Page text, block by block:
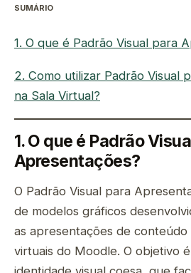
SUMÁRIO
1. O que é Padrão Visual para
2. Como utilizar Padrão Visual
na Sala Virtual?
1. O que é Padrão
Apresentações?
O Padrão Visual para
de modelos gráficos
as apresentações de conteúdo
virtuais do Moodle. O objetivo